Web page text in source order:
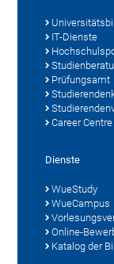
IT-Dienste
Prüfungsamt
Career Centre
Dienste
WueStudy
WueCampus
Online-
Katalog der